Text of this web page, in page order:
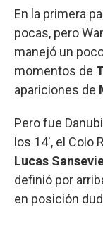
En la primera
pocas, pero
manejó un
momentos de
apariciones de
Pero fue
los 14', el Colo
Lucas
definió por
en posición